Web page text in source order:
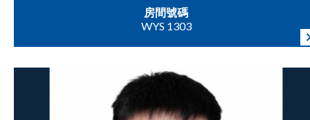
房間號碼
WYS 1303